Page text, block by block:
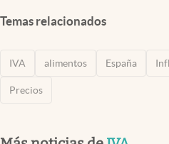
Temas relacionados
IVA alimentos España
Precios